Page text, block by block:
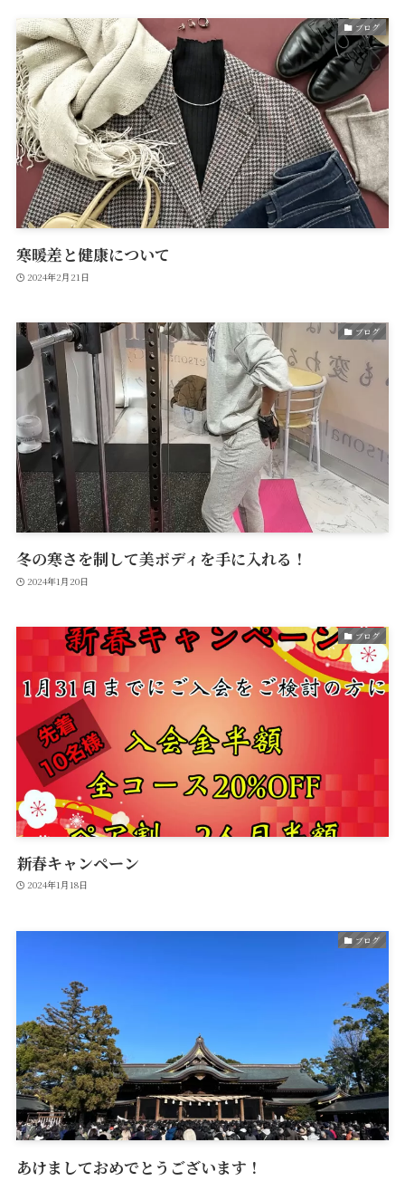
ブログ
寒暖差と健康について
2024年2月21日
ブログ
冬の寒さを制して美ボディを手に入れる！
2024年1月20日
ブログ
新春キャンペーン
2024年1月18日
ブログ
あけましておめでとうございます！